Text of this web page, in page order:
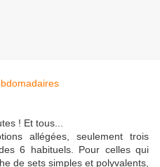
! Et tous...
allégées, seulement trois
6 habituels. Pour celles qui
de sets simples et polyvalents,